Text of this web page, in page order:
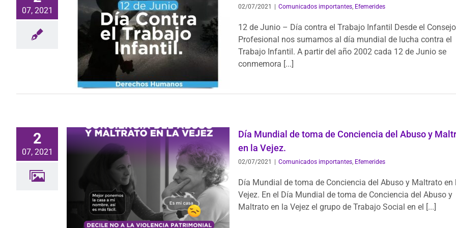
07, 2021
el Trabajo
02/07/2021 Comunicados importantes, Efemerides
12 de Junio – Día contra el Trabajo Infantil Desde el Consejo
Profesional nos sumamos al día mundial de lucha contra el
Trabajo Infantil. A partir del año 2002 cada 12 de Junio se
conmemora [...]
2
07, 2021
Conciencia
Día Mundial de toma de Conciencia del Abuso y
en la Vejez.
02/07/2021 Comunicados importantes, Efemerides
Día Mundial de toma de Conciencia del Abuso y Maltrato en
Vejez. En el Día Mundial de toma de Conciencia del Abuso y
Maltrato en la Vejez el grupo de Trabajo Social en el [...]